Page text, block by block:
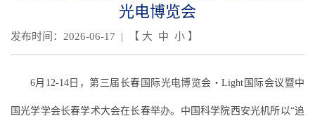
光电博览会
发布时间：2026-06-17 | 【 大 中 小 】
6月12-14日，第三届长春国际光电博览会・Light国际会议暨中
国光学学会长春学术大会在长春举办。中国科学院西安光机所以“追